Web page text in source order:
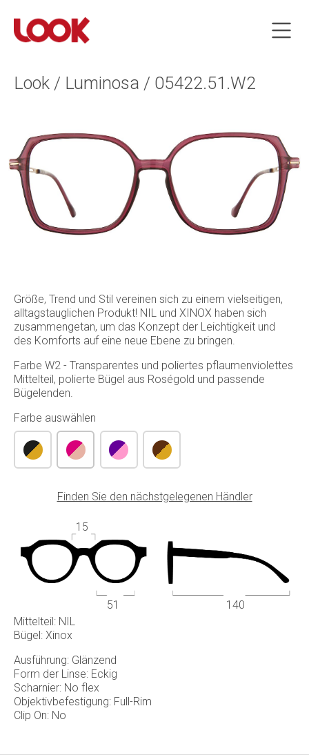
Look / Luminosa / 05422.51.W2
Mittelteil: NIL
Bügel: Xinox
Ausführung: Glänzend
Form der Linse: Eckig
Scharnier: No flex
Objektivbefestigung: Full-Rim
Clip On: No
Größe, Trend und Stil vereinen sich zu einem vielseitigen,
alltagstauglichen Produkt! NIL und XINOX haben sich
zusammengetan, um das Konzept der Leichtigkeit und
des Komforts auf eine neue Ebene zu bringen.
Farbe W2 - Transparentes und poliertes pflaumenviolettes
Mittelteil, polierte Bügel aus Roségold und passende
Bügelenden.
Farbe auswählen
Finden Sie den nächstgelegenen Händler
51
15
140